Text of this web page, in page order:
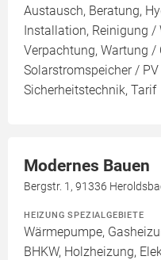
Austausch, Beratung,
Installation, Reinigung /
Verpachtung, Wartung /
Solarstromspeicher /
Sicherheitstechnik, Tarif
Modernes Bauen
Bergstr. 1, 91336
HEIZUNG SPEZIALGEBIETE
Wärmepumpe,
BHKW, Holzheizung,